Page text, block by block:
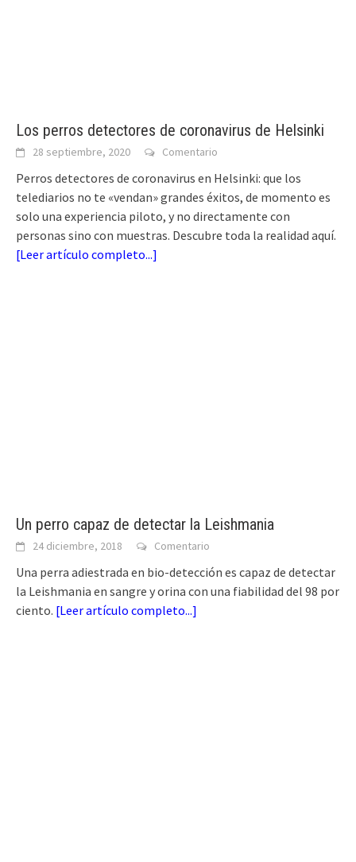
Los perros detectores de coronavirus de Helsinki
28 septiembre, 2020 Comentario
Perros detectores de coronavirus en Helsinki: que los
telediarios no te «vendan» grandes éxitos, de momento es
solo una experiencia piloto, y no directamente con
personas sino con muestras. Descubre toda la realidad aquí.
[Leer artículo completo...]
Un perro capaz de detectar la Leishmania
24 diciembre, 2018 Comentario
Una perra adiestrada en bio-detección es capaz de detectar
la Leishmania en sangre y orina con una fiabilidad del 98 por
ciento. [Leer artículo completo...]